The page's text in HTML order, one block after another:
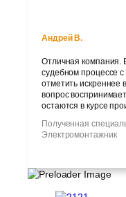
Андрей В.
Отличная компания.
судебном процессе
отметить
вопрос
остаются в курсе
Полученная
Электромонтажник